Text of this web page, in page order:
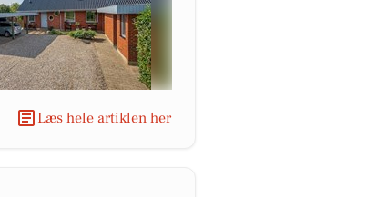
Læs hele artiklen her